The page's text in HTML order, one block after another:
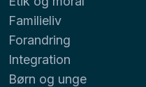
Familieliv
Forandring
Integration
Børn og unge